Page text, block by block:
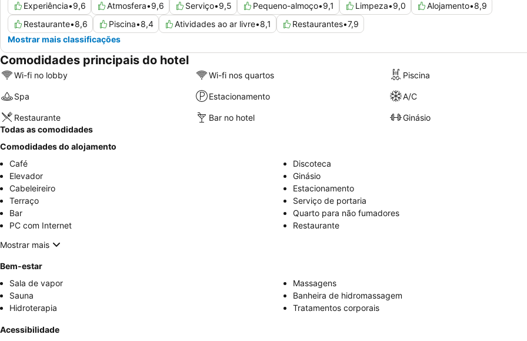
Experiência•9,6 Atmosfera•9,6 Serviço•9,5 Pequeno-almoço•9,1 Limpeza•9,0 Alojamento•8,9
Restaurante•8,6 Piscina•8,4 Atividades ao ar livre•8,1 Restaurantes•7,9
Mostrar mais classificações
Comodidades principais do hotel
Wi-fi no lobby Wi-fi nos quartos Piscina
Spa Estacionamento A/C
Restaurante Bar no hotel
Ginásio
Todas as comodidades
Comodidades do alojamento
Café
Discoteca
Elevador
Ginásio
Cabeleireiro
Estacionamento
Terraço
Serviço de portaria
Bar
Quarto para não fumadores
PC com Internet
Restaurante
Mostrar mais
Bem-estar
Sala de vapor
Massagens
Sauna
Banheira de hidromassagem
Hidroterapia
Tratamentos corporais
Acessibilidade